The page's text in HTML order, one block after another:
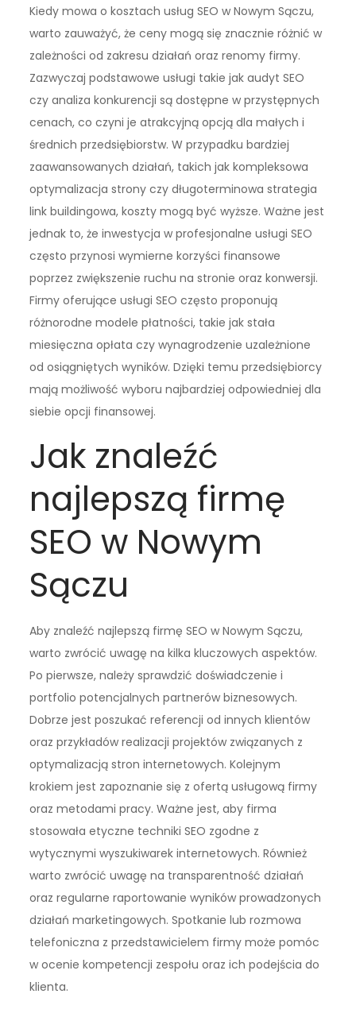
Kiedy mowa o kosztach usług SEO w Nowym Sączu,
warto zauważyć, że ceny mogą się znacznie różnić w
zależności od zakresu działań oraz renomy firmy.
Zazwyczaj podstawowe usługi takie jak audyt SEO
czy analiza konkurencji są dostępne w przystępnych
cenach, co czyni je atrakcyjną opcją dla małych i
średnich przedsiębiorstw. W przypadku bardziej
zaawansowanych działań, takich jak kompleksowa
optymalizacja strony czy długoterminowa strategia
link buildingowa, koszty mogą być wyższe. Ważne jest
jednak to, że inwestycja w profesjonalne usługi SEO
często przynosi wymierne korzyści finansowe
poprzez zwiększenie ruchu na stronie oraz konwersji.
Firmy oferujące usługi SEO często proponują
różnorodne modele płatności, takie jak stała
miesięczna opłata czy wynagrodzenie uzależnione
od osiągniętych wyników. Dzięki temu przedsiębiorcy
mają możliwość wyboru najbardziej odpowiedniej dla
siebie opcji finansowej.
Jak znaleźć
najlepszą firmę
SEO w Nowym
Sączu
Aby znaleźć najlepszą firmę SEO w Nowym Sączu,
warto zwrócić uwagę na kilka kluczowych aspektów.
Po pierwsze, należy sprawdzić doświadczenie i
portfolio potencjalnych partnerów biznesowych.
Dobrze jest poszukać referencji od innych klientów
oraz przykładów realizacji projektów związanych z
optymalizacją stron internetowych. Kolejnym
krokiem jest zapoznanie się z ofertą usługową firmy
oraz metodami pracy. Ważne jest, aby firma
stosowała etyczne techniki SEO zgodne z
wytycznymi wyszukiwarek internetowych. Również
warto zwrócić uwagę na transparentność działań
oraz regularne raportowanie wyników prowadzonych
działań marketingowych. Spotkanie lub rozmowa
telefoniczna z przedstawicielem firmy może pomóc
w ocenie kompetencji zespołu oraz ich podejścia do
klienta.